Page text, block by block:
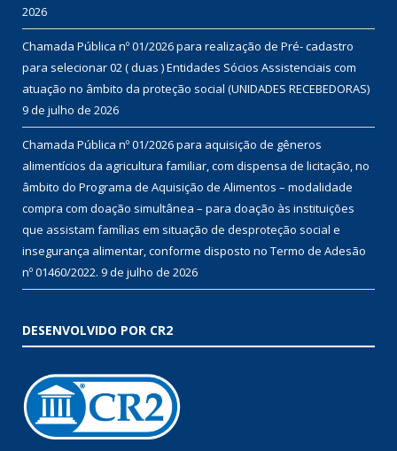
2026
Chamada Pública nº 01/2026 para realização de Pré- cadastro
para selecionar 02 ( duas ) Entidades Sócios Assistenciais com
atuação no âmbito da proteção social (UNIDADES RECEBEDORAS)
9 de julho de 2026
Chamada Pública nº 01/2026 para aquisição de gêneros
alimentícios da agricultura familiar, com dispensa de licitação, no
âmbito do Programa de Aquisição de Alimentos – modalidade
compra com doação simultânea – para doação às instituições
que assistam famílias em situação de desproteção social e
insegurança alimentar, conforme disposto no Termo de Adesão
nº 01460/2022. 9 de julho de 2026
DESENVOLVIDO POR CR2